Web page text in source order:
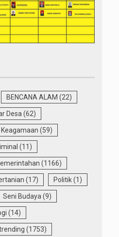
BENCANA ALAM (22)
Desa (62)
Keagamaan (59)
(11)
(1166)
(17) Politik(1)
Seni Budaya (9)
(14)
(1753)